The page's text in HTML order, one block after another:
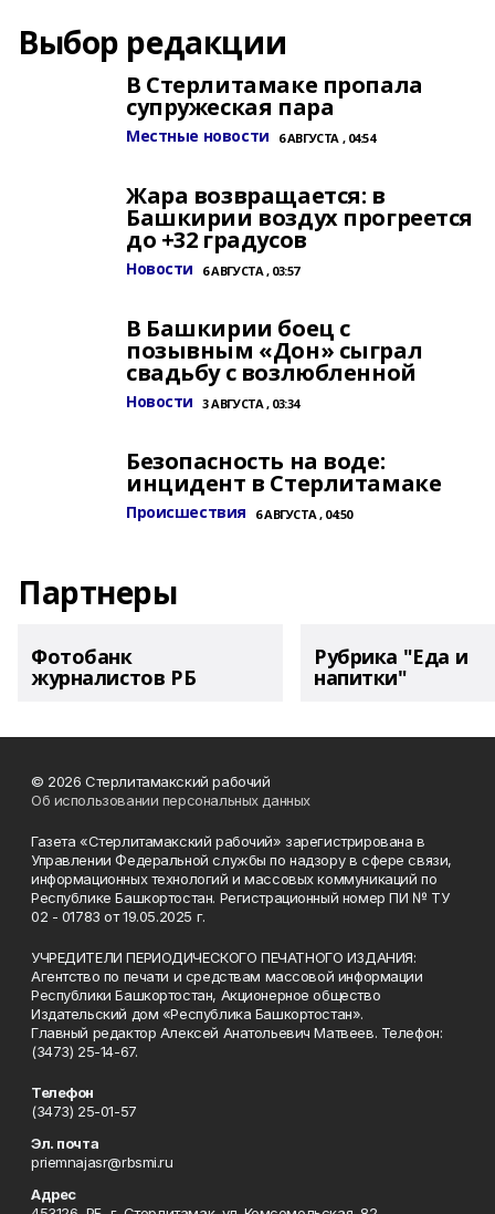
Выбор редакции
В Стерлитамаке пропала
супружеская пара
Местные новости 6 АВГУСТА , 04:54
Жара возвращается: в
Башкирии воздух прогреется
до +32 градусов
Новости 6 АВГУСТА , 03:57
В Башкирии боец с
позывным «Дон» сыграл
свадьбу с возлюбленной
Новости 3 АВГУСТА , 03:34
Безопасность на воде:
инцидент в Стерлитамаке
Происшествия 6 АВГУСТА , 04:50
Партнеры
Фотобанк
журналистов РБ
Рубрика "Еда и
напитки"
© 2026 Стерлитамакский рабочий
Об использовании персональных данных
Газета «Стерлитамакский рабочий» зарегистрирована в
Управлении Федеральной службы по надзору в сфере связи,
информационных технологий и массовых коммуникаций по
Республике Башкортостан. Регистрационный номер ПИ № ТУ
02 - 01783 от 19.05.2025 г.
УЧРЕДИТЕЛИ ПЕРИОДИЧЕСКОГО ПЕЧАТНОГО ИЗДАНИЯ:
Агентство по печати и средствам массовой информации
Республики Башкортостан, Акционерное общество
Издательский дом «Республика Башкортостан».
Главный редактор Алексей Анатольевич Матвеев. Телефон:
(3473) 25-14-67.
Телефон
(3473) 25-01-57
Эл. почта
priemnajasr@rbsmi.ru
Адрес